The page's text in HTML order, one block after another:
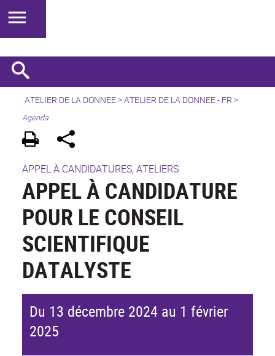
ATELIER DE LA DONNEE>ATELIER DE LA DONNEE - FR >
Agenda
APPEL À CANDIDATURES, ATELIERS
APPEL À CANDIDATURE
POUR LE CONSEIL
SCIENTIFIQUE
DATALYSTE
Du 13 décembre 2024 au 1 février
2025